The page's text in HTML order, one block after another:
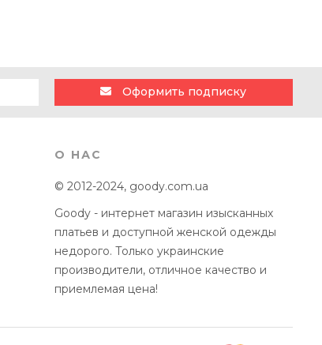
Оформить подписку
О НАС
© 2012-2024, goody.com.ua
Goody - интернет магазин изысканных
платьев и доступной женской одежды
недорого. Только украинские
производители, отличное качество и
приемлемая цена!